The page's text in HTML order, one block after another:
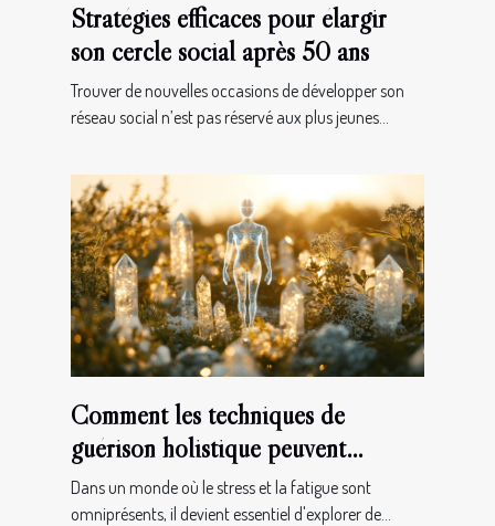
Stratégies efficaces pour élargir
son cercle social après 50 ans
Trouver de nouvelles occasions de développer son
réseau social n’est pas réservé aux plus jeunes...
Comment les techniques de
guérison holistique peuvent
transformer votre bien-être ?
Dans un monde où le stress et la fatigue sont
omniprésents, il devient essentiel d'explorer de...